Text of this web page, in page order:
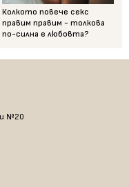
Колкото повече секс
правим правим - толкова
по-силна е любовта?
№20